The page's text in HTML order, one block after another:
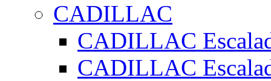
CADILLAC
CADILLAC
CADILLAC